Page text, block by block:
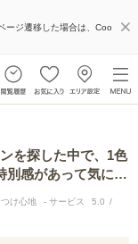
ージ遷移した場合は、Coo
を探した中で、1色
別感があって気に入
つけ心地 - サービス
5.0